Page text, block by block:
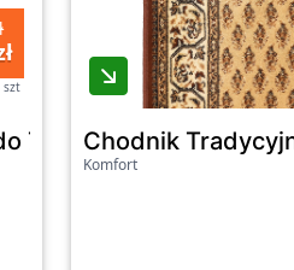
szt
70CmChodnik
Komfort